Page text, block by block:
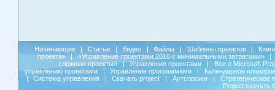
Начинающие | Статьи | Видео | Файлы | Шаблоны проектов |
Книги
проекта»
| «Управление проектами 2010 с минимальными затратами»
|
сложные проекты»
| Управление проектами |
Все о Microsoft
управлению проектами
| Управление программами |
Календарное
|
Система управления | Скачать project | Аутсорсинг |
Стратегическое
Project скачать